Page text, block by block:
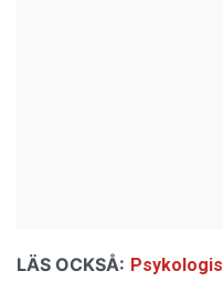
LÄS OCKSÅ: